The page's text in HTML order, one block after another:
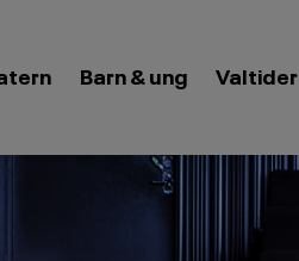
Barn & ung Valtider